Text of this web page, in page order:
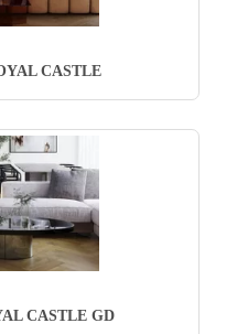
CASTLE
CASTLE GD